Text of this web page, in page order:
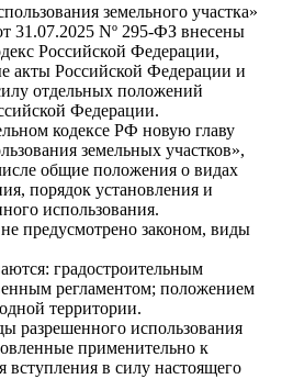
земельного участка»
31.07.2025 Nº 295-ФЗ внесены
Российской Федерации,
акты Российской Федерации и
отдельных положений
Федерации.
кодексе РФ новую главу
земельных участков»,
общие положения о видах
порядок установления и
использования.
предусмотрено законом, виды
градостроительным
регламентом; положением
территории.
разрешенного использования
применительно к
вступления в силу настоящего